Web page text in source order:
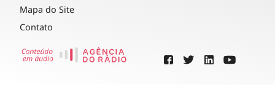
Mapa do Site
Contato